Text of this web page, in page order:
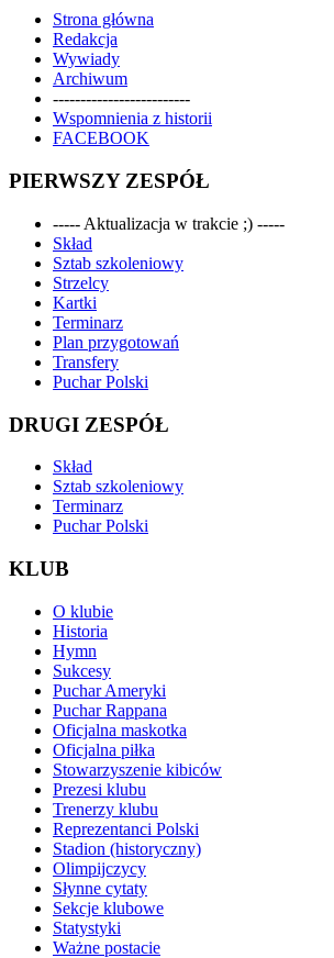
Strona główna
Redakcja
Wywiady
Archiwum
-------------------------
Wspomnienia z historii
FACEBOOK
PIERWSZY ZESPÓŁ
----- Aktualizacja w trakcie ;) -----
Skład
Sztab szkoleniowy
Strzelcy
Kartki
Terminarz
Plan przygotowań
Transfery
Puchar Polski
DRUGI ZESPÓŁ
Skład
Sztab szkoleniowy
Terminarz
Puchar Polski
KLUB
O klubie
Historia
Hymn
Sukcesy
Puchar Ameryki
Puchar Rappana
Oficjalna maskotka
Oficjalna piłka
Stowarzyszenie kibiców
Prezesi klubu
Trenerzy klubu
Reprezentanci Polski
Stadion (historyczny)
Olimpijczycy
Słynne cytaty
Sekcje klubowe
Statystyki
Ważne postacie